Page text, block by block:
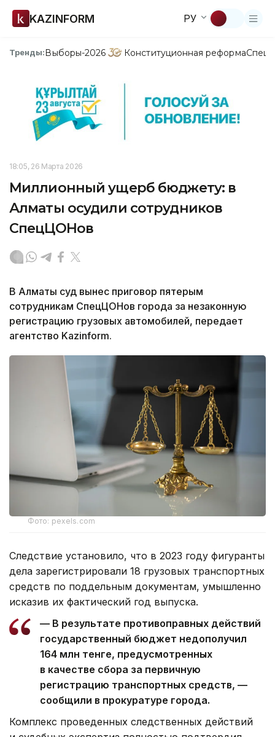
KAZINFORM РУ
Тренды:Выборы-2026 Конституционная реформа
18:05, 26 Марта 2026
Миллионный ущерб бюджету: в
Алматы осудили сотрудников
СпецЦОНов
В Алматы суд вынес приговор пятерым
сотрудникам СпецЦОНов города за незаконную
регистрацию грузовых автомобилей, передает
агентство Kazinform.
Фото: pexels.com
Следствие установило, что в 2023 году фигуранты
дела зарегистрировали 18 грузовых транспортных
средств по поддельным документам, умышленно
исказив их фактический год выпуска.
— В результате противоправных действий
государственный бюджет недополучил
164 млн тенге, предусмотренных
в качестве сбора за первичную
регистрацию транспортных средств, —
сообщили в прокуратуре города.
Комплекс проведенных следственных действий